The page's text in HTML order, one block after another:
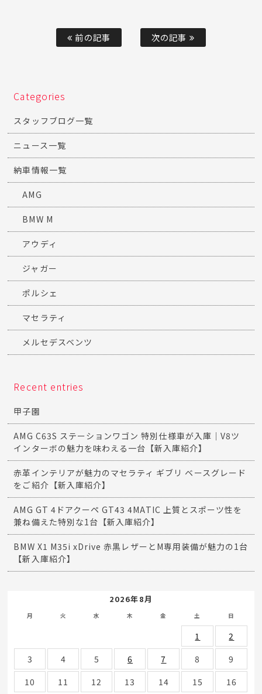
前の記事 次の記事
Categories
スタッフブログ一覧
ニュース一覧
納車情報一覧
AMG
BMW M
アウディ
ジャガー
ポルシェ
マセラティ
メルセデスベンツ
Recent entries
甲子園
AMG C63S ステーションワゴン 特別仕様車が入庫｜V8ツ
インターボの魅力を味わえる一台【新入庫紹介】
赤革インテリアが魅力のマセラティ ギブリ ベースグレード
をご紹介【新入庫紹介】
AMG GT 4ドアクーペ GT43 4MATIC 上質とスポーツ性を
兼ね備えた特別な1台【新入庫紹介】
BMW X1 M35i xDrive 赤黒レザーとM専用装備が魅力の1台
【新入庫紹介】
2026年8月
月 火 水 木 金 土 日
1
2
3
4 5 6 7 8
9
10
11 12 13 14 15 16